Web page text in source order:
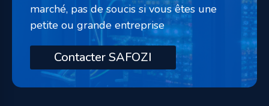
marché, pas de soucis si vous êtes une
petite ou grande entreprise
Contacter SAFOZI